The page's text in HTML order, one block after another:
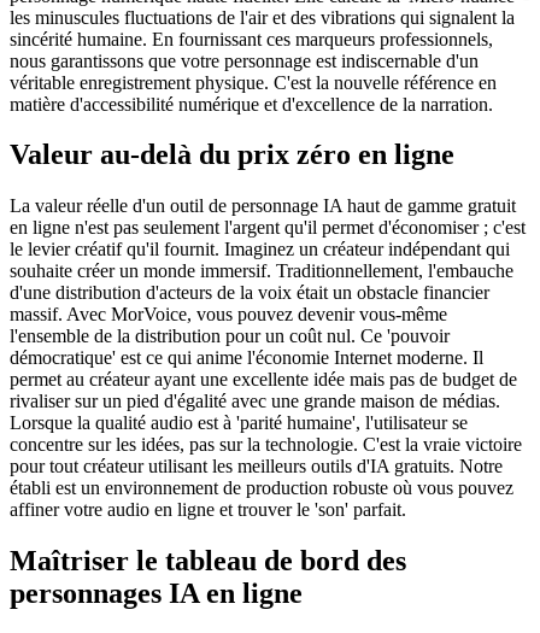
les minuscules fluctuations de l'air et des vibrations qui signalent la
sincérité humaine. En fournissant ces marqueurs professionnels,
nous garantissons que votre personnage est indiscernable d'un
véritable enregistrement physique. C'est la nouvelle référence en
matière d'accessibilité numérique et d'excellence de la narration.
Valeur au-delà du prix zéro en ligne
La valeur réelle d'un outil de personnage IA haut de gamme gratuit
en ligne n'est pas seulement l'argent qu'il permet d'économiser ; c'est
le levier créatif qu'il fournit. Imaginez un créateur indépendant qui
souhaite créer un monde immersif. Traditionnellement, l'embauche
d'une distribution d'acteurs de la voix était un obstacle financier
massif. Avec MorVoice, vous pouvez devenir vous-même
l'ensemble de la distribution pour un coût nul. Ce 'pouvoir
démocratique' est ce qui anime l'économie Internet moderne. Il
permet au créateur ayant une excellente idée mais pas de budget de
rivaliser sur un pied d'égalité avec une grande maison de médias.
Lorsque la qualité audio est à 'parité humaine', l'utilisateur se
concentre sur les idées, pas sur la technologie. C'est la vraie victoire
pour tout créateur utilisant les meilleurs outils d'IA gratuits. Notre
établi est un environnement de production robuste où vous pouvez
affiner votre audio en ligne et trouver le 'son' parfait.
Maîtriser le tableau de bord des
personnages IA en ligne